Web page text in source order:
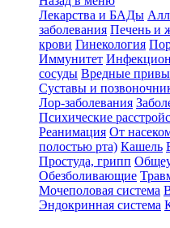
Лекарства и БАДы
заболевания Печень и
крови Гинекология
Иммунитет
сосуды Вредные
Суставы и
Лор-заболевания
Психические
Реанимация От
полостью рта) Кашель
Простуда, грипп
Обезболивающие
Мочеполовая система
Эндокринная система